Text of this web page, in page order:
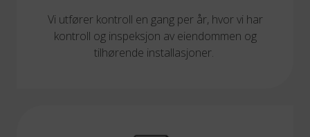
Vi utfører kontroll en gang per år, hvor vi har
kontroll og inspeksjon av eiendommen og
tilhørende installasjoner.